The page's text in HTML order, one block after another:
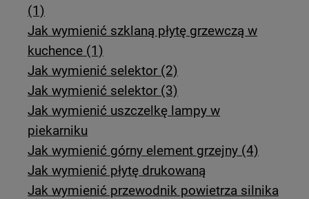
(1)
Jak wymienić szklaną płytę grzewczą w
kuchence (1)
Jak wymienić selektor (2)
Jak wymienić selektor (3)
Jak wymienić uszczelkę lampy w
piekarniku
Jak wymienić górny element grzejny (4)
Jak wymienić płytę drukowaną
Jak wymienić przewodnik powietrza silnika